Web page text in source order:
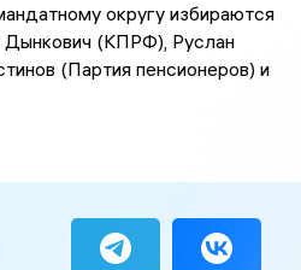
округу избираются
Дынкович (КПРФ), Руслан
(Партия пенсионеров) и